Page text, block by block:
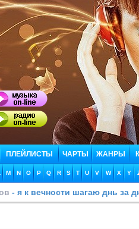
ПЛЕЙЛИСТЫ ЧАРТЫ ЖАНРЫ
M N O P Q R S T U V W X Y
- я к вечности шагаю днь за